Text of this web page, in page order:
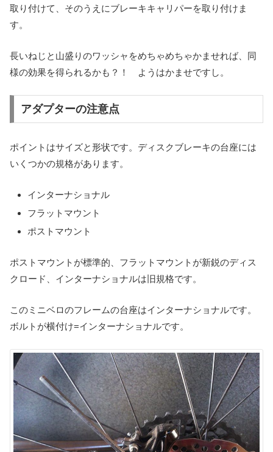
取り付けて、そのうえにブレーキキャリパーを取り付けま
す。
長いねじと山盛りのワッシャをめちゃめちゃかませれば、同
様の効果を得られるかも？！ ようはかませですし。
アダプターの注意点
ポイントはサイズと形状です。ディスクブレーキの台座には
いくつかの規格があります。
インターナショナル
フラットマウント
ポストマウント
ポストマウントが標準的、フラットマウントが新鋭のディス
クロード、インターナショナルは旧規格です。
このミニベロのフレームの台座はインターナショナルです。
ボルトが横付け=インターナショナルです。